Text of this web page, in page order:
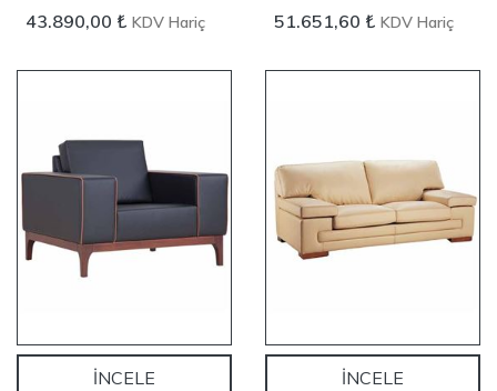
43.890,00 ₺ KDV Hariç
51.651,60 ₺ KDV Hariç
İNCELE İNCELE